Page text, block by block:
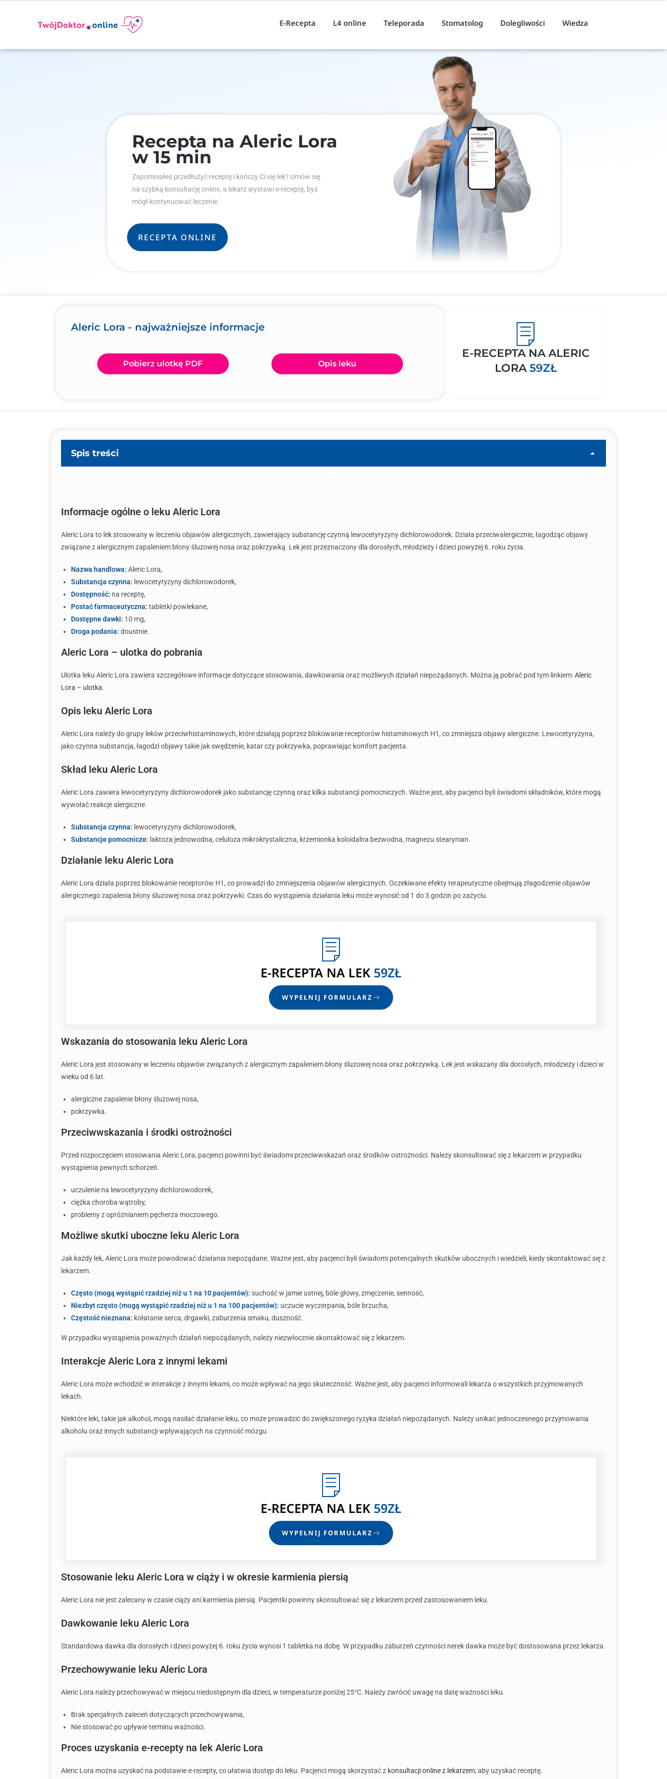
E-Recepta L4 online Teleporada Stomatolog Dolegliwości Wiedza
Recepta na Aleric Lora
w 15 min
Zapomniałeś przedłużyć receptę i kończy Ci się lek? Umów się
na szybką konsultację online, a lekarz wystawi e-receptę, byś
mógł kontynuować leczenie.
RECEPTA ONLINE
Aleric Lora - najważniejsze informacje
Pobierz ulotkę PDF Opis leku
E-RECEPTA NA ALERIC
LORA59ZŁ
Spis treści
Informacje ogólne o leku Aleric Lora
Aleric Lora to lek stosowany w leczeniu objawów alergicznych, zawierający substancję czynną lewocetyryzyny dichlorowodorek. Działa przeciwalergicznie, łagodząc objawy
związane z alergicznym zapaleniem błony śluzowej nosa oraz pokrzywką. Lek jest przeznaczony dla dorosłych, młodzieży i dzieci powyżej 6. roku życia.
Nazwa handlowa: Aleric Lora,
Substancja czynna: lewocetyryzyny dichlorowodorek,
Dostępność: na receptę,
Postać farmaceutyczna: tabletki powlekane,
Dostępne dawki: 10 mg,
Droga podania: doustnie.
Aleric Lora – ulotka do pobrania
Ulotka leku Aleric Lora zawiera szczegółowe informacje dotyczące stosowania, dawkowania oraz możliwych działań niepożądanych. Można ją pobrać pod tym linkiem:Aleric
Lora – ulotka.
Opis leku Aleric Lora
Aleric Lora należy do grupy leków przeciwhistaminowych, które działają poprzez blokowanie receptorów histaminowych H1, co zmniejsza objawy alergiczne. Lewocetyryzyna,
jako czynna substancja, łagodzi objawy takie jak swędzenie, katar czy pokrzywka, poprawiając komfort pacjenta.
Skład leku Aleric Lora
Aleric Lora zawiera lewocetyryzyny dichlorowodorek jako substancję czynną oraz kilka substancji pomocniczych. Ważne jest, aby pacjenci byli świadomi składników, które mogą
wywołać reakcje alergiczne.
Substancja czynna: lewocetyryzyny dichlorowodorek,
Substancje pomocnicze: laktoza jednowodna, celuloza mikrokrystaliczna, krzemionka koloidalna bezwodna, magnezu stearynian.
Działanie leku Aleric Lora
Aleric Lora działa poprzez blokowanie receptorów H1, co prowadzi do zmniejszenia objawów alergicznych. Oczekiwane efekty terapeutyczne obejmują złagodzenie objawów
alergicznego zapalenia błony śluzowej nosa oraz pokrzywki. Czas do wystąpienia działania leku może wynosić od 1 do 3 godzin po zażyciu.
E-RECEPTA NA LEK 59ZŁ
WYPEŁNIJ FORMULARZ
Wskazania do stosowania leku Aleric Lora
Aleric Lora jest stosowany w leczeniu objawów związanych z alergicznym zapaleniem błony śluzowej nosa oraz pokrzywką. Lek jest wskazany dla dorosłych, młodzieży i dzieci w
wieku od 6 lat.
alergiczne zapalenie błony śluzowej nosa,
pokrzywka.
Przeciwwskazania i środki ostrożności
Przed rozpoczęciem stosowania Aleric Lora, pacjenci powinni być świadomi przeciwwskazań oraz środków ostrożności. Należy skonsultować się z lekarzem w przypadku
wystąpienia pewnych schorzeń.
uczulenie na lewocetyryzyny dichlorowodorek,
ciężka choroba wątroby,
problemy z opróżnianiem pęcherza moczowego.
Możliwe skutki uboczne leku Aleric Lora
Jak każdy lek, Aleric Lora może powodować działania niepożądane. Ważne jest, aby pacjenci byli świadomi potencjalnych skutków ubocznych i wiedzieli, kiedy skontaktować się z
lekarzem.
Często (mogą wystąpić rzadziej niż u 1 na 10 pacjentów): suchość w jamie ustnej, bóle głowy, zmęczenie, senność,
Niezbyt często (mogą wystąpić rzadziej niż u 1 na 100 pacjentów): uczucie wyczerpania, bóle brzucha,
Częstość nieznana: kołatanie serca, drgawki, zaburzenia smaku, duszność.
W przypadku wystąpienia poważnych działań niepożądanych, należy niezwłocznie skontaktować się z lekarzem.
Interakcje Aleric Lora z innymi lekami
Aleric Lora może wchodzić w interakcje z innymi lekami, co może wpływać na jego skuteczność. Ważne jest, aby pacjenci informowali lekarza o wszystkich przyjmowanych
lekach.
Niektóre leki, takie jak alkohol, mogą nasilać działanie leku, co może prowadzić do zwiększonego ryzyka działań niepożądanych. Należy unikać jednoczesnego przyjmowania
alkoholu oraz innych substancji wpływających na czynność mózgu.
E-RECEPTA NA LEK 59ZŁ
WYPEŁNIJ FORMULARZ
Stosowanie leku Aleric Lora w ciąży i w okresie karmienia piersią
Aleric Lora nie jest zalecany w czasie ciąży ani karmienia piersią. Pacjentki powinny skonsultować się z lekarzem przed zastosowaniem leku.
Dawkowanie leku Aleric Lora
Standardowa dawka dla dorosłych i dzieci powyżej 6. roku życia wynosi 1 tabletka na dobę. W przypadku zaburzeń czynności nerek dawka może być dostosowana przez lekarza.
Przechowywanie leku Aleric Lora
Aleric Lora należy przechowywać w miejscu niedostępnym dla dzieci, w temperaturze poniżej 25°C. Należy zwrócić uwagę na datę ważności leku.
Brak specjalnych zaleceń dotyczących przechowywania,
Nie stosować po upływie terminu ważności.
Proces uzyskania e-recepty na lek Aleric Lora
Aleric Lora można uzyskać na podstawie e-recepty, co ułatwia dostęp do leku. Pacjenci mogą skorzystać z konsultacji online z lekarzem, aby uzyskać receptę.